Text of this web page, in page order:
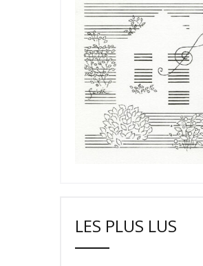
LES PLUS LUS